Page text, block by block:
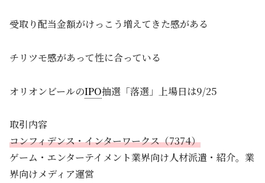
受取り配当金額がけっこう増えてきた感がある
チリツモ感があって性に合っている
オリオンビールのIPO抽選「落選」上場日は9/25
取引内容
コンフィデンス・インターワークス（7374）
ゲーム・エンターテイメント業界向け人材派遣・紹介。業
界向けメディア運営